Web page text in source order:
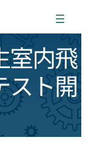
室内飛
スト開